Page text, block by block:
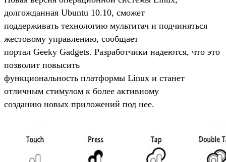
долгожданная Ubuntu 10.10, сможет
поддерживать технологию мультитач и подчиняться
жестовому управлению, сообщает
портал Geeky Gadgets. Разработчики надеются, что это
позволит повысить
функциональность платформы Linux и станет
отличным стимулом к более активному
созданию новых приложений под нее.